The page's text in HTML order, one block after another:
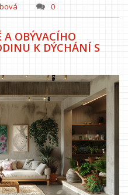
0
A OBÝVACÍHO
K DÝCHÁNÍ S